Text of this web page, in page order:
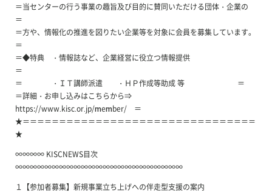
＝当センターの行う事業の趣旨及び目的に賛同いただける団体・企業の
＝
＝方や、情報化の推進を図りたい企業等を対象に会員を募集しています。
＝
＝◆特典 ・情報誌など、企業経営に役立つ情報提供
＝
＝ ・ＩＴ講師派遣 ・ＨＰ作成等助成 等 ＝
＝詳細・お申し込みはこちらから⇒
https://www.kisc.or.jp/member/ ＝
★＝＝＝＝＝＝＝＝＝＝＝＝＝＝＝＝＝＝＝＝＝＝＝＝＝＝＝＝＝＝＝＝
★
∞∞∞∞ KISCNEWS目次
∞∞∞∞∞∞∞∞∞∞∞∞∞∞∞∞∞∞∞∞∞∞∞
１【参加者募集】新規事業立ち上げへの伴走型支援の案内